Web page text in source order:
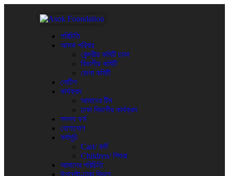
পরিচিতি
আসক পরিবার
কেন্দ্রীয় কমিটি ঢাকা
বিভাগীয় কমিটি
জেলা কমিটি
নোটিশ
কার্যক্রম
আমাদের টিম
ঢাকা বিভাগীয় কার্যক্রম
সদস্য ফর্ম
যোগাযোগ
কর্মসূচি
Cart/ কার্ট
Children/ শিশুরা
আমাদের পরিচিতি
উপদেষ্টা-ঢাকা বিভাগ